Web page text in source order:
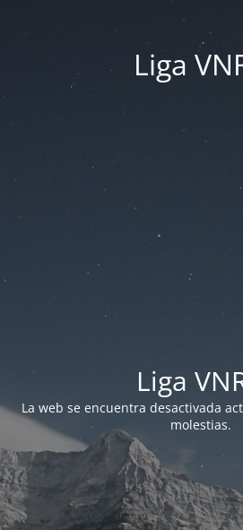
Liga
Liga
La web se encuentra desactivada
molestias.